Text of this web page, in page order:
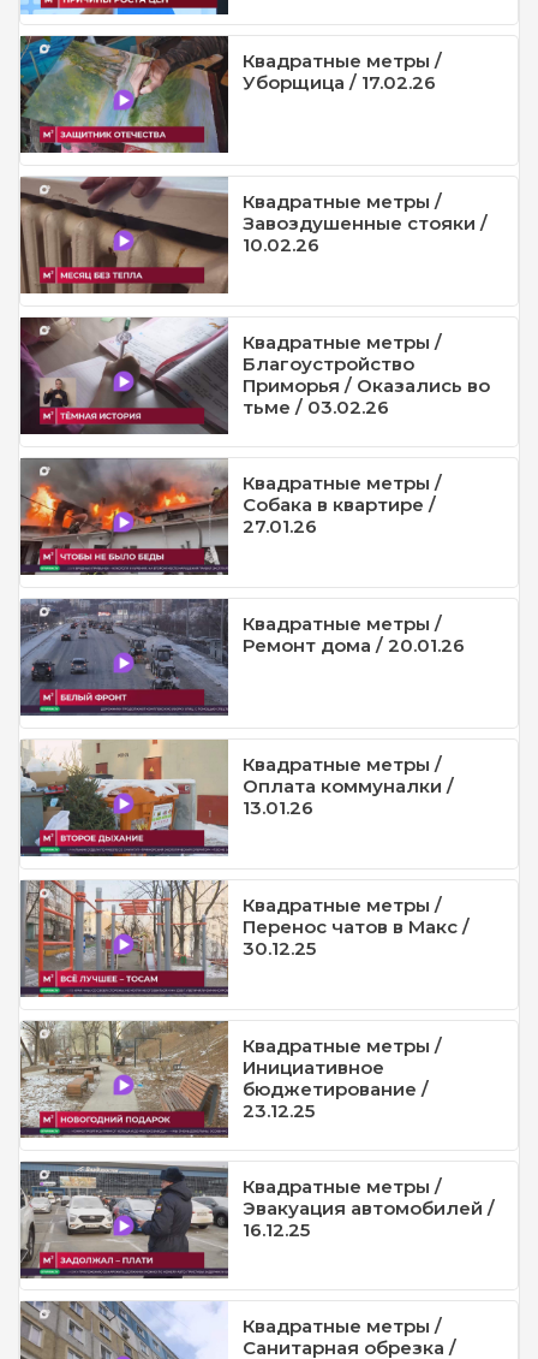
Квадратные метры /
Уборщица / 17.02.26
Квадратные метры /
Завоздушенные стояки /
10.02.26
Квадратные метры /
Благоустройство
Приморья / Оказались во
тьме / 03.02.26
Квадратные метры /
Собака в квартире /
27.01.26
Квадратные метры /
Ремонт дома / 20.01.26
Квадратные метры /
Оплата коммуналки /
13.01.26
Квадратные метры /
Перенос чатов в Макс /
30.12.25
Квадратные метры /
Инициативное
бюджетирование /
23.12.25
Квадратные метры /
Эвакуация автомобилей /
16.12.25
Квадратные метры /
Санитарная обрезка /